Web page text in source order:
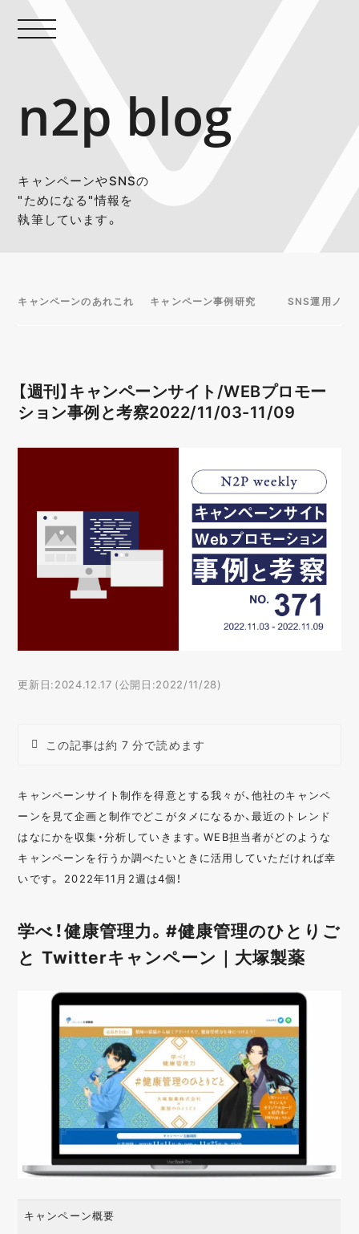
n2p blog
キャンペーンやSNSの
"ためになる"情報を
執筆しています。
キャンペーンのあれこれ キャンペーン事例研究 SNS運用ノウ
【週刊】キャンペーンサイト/WEBプロモー
ション事例と考察2022/11/03-11/09
更新日:2024.12.17 (公開日:2022/11/28)
この記事は約 7 分で読めます
キャンペーンサイト制作を得意とする我々が、他社のキャンペ
ーンを見て企画と制作でどこがタメになるか、最近のトレンド
はなにかを収集・分析していきます。WEB担当者がどのような
キャンペーンを行うか調べたいときに活用していただければ幸
いです。 2022年11月2週は4個！
学べ！健康管理力。#健康管理のひとりご
と Twitterキャンペーン｜大塚製薬
キャンペーン概要